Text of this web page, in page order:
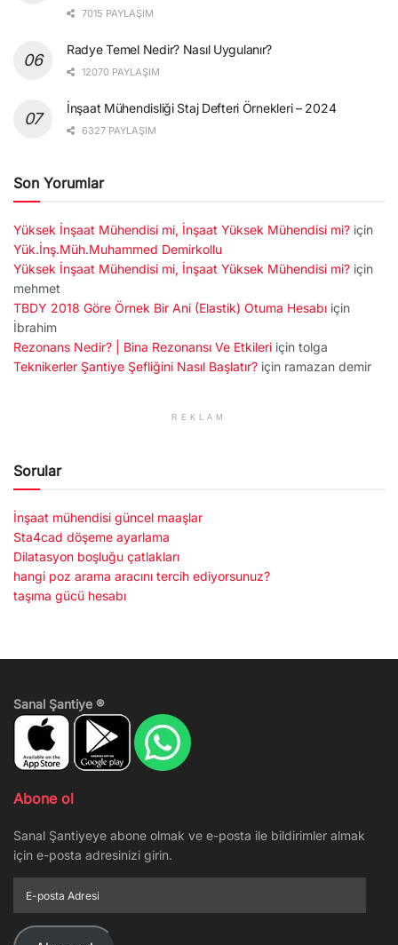
7015 PAYLAŞIM
Radye Temel Nedir? Nasıl Uygulanır?
12070 PAYLAŞIM
İnşaat Mühendisliği Staj Defteri Örnekleri – 2024
6327 PAYLAŞIM
Son Yorumlar
Yüksek İnşaat Mühendisi mi, İnşaat Yüksek Mühendisi mi? için
Yük.İnş.Müh.Muhammed Demirkollu
Yüksek İnşaat Mühendisi mi, İnşaat Yüksek Mühendisi mi? için
mehmet
TBDY 2018 Göre Örnek Bir Ani (Elastik) Otuma Hesabı için
İbrahim
Rezonans Nedir? | Bina Rezonansı Ve Etkileri için tolga
Teknikerler Şantiye Şefliğini Nasıl Başlatır? için ramazan demir
REKLAM
Sorular
İnşaat mühendisi güncel maaşlar
Sta4cad döşeme ayarlama
Dilatasyon boşluğu çatlakları
hangi poz arama aracını tercih ediyorsunuz?
taşıma gücü hesabı
Sanal Şantiye ®
Abone ol
Sanal Şantiyeye abone olmak ve e-posta ile bildirimler almak
için e-posta adresinizi girin.
posta
Adresi